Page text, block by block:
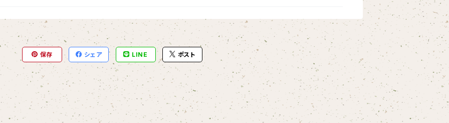
保存 シェア LINE ポスト